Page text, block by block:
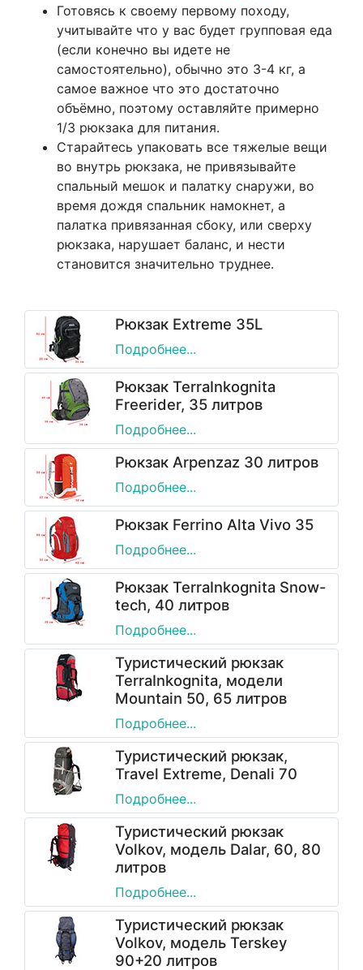
Готовясь к своему первому походу,
учитывайте что у вас будет групповая еда
(если конечно вы идете не
самостоятельно), обычно это 3-4 кг, а
самое важное что это достаточно
объёмно, поэтому оставляйте примерно
1/3 рюкзака для питания.
Старайтесь упаковать все тяжелые вещи
во внутрь рюкзака, не привязывайте
спальный мешок и палатку снаружи, во
время дождя спальник намокнет, а
палатка привязанная сбоку, или сверху
рюкзака, нарушает баланс, и нести
становится значительно труднее.
Рюкзак Extreme 35L
Подробнее...
Рюкзак TerraInkognita
Freerider, 35 литров
Подробнее...
Рюкзак Arpenzaz 30 литров
Подробнее...
Рюкзак Ferrino Alta Vivo 35
Подробнее...
Рюкзак TerraInkognita Snow-
tech, 40 литров
Подробнее...
Туристический рюкзак
TerraInkognita, модели
Mountain 50, 65 литров
Подробнее...
Туристический рюкзак,
Travel Extreme, Denali 70
Подробнее...
Туристический рюкзак
Volkov, модель Dalar, 60, 80
литров
Подробнее...
Туристический рюкзак
Volkov, модель Terskey
90+20 литров